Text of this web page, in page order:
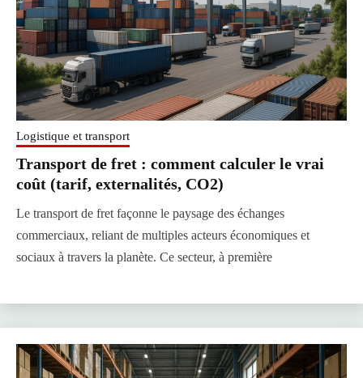
Logistique et transport
Transport de fret : comment calculer le vrai
coût (tarif, externalités, CO2)
Le transport de fret façonne le paysage des échanges
commerciaux, reliant de multiples acteurs économiques et
sociaux à travers la planète. Ce secteur, à première